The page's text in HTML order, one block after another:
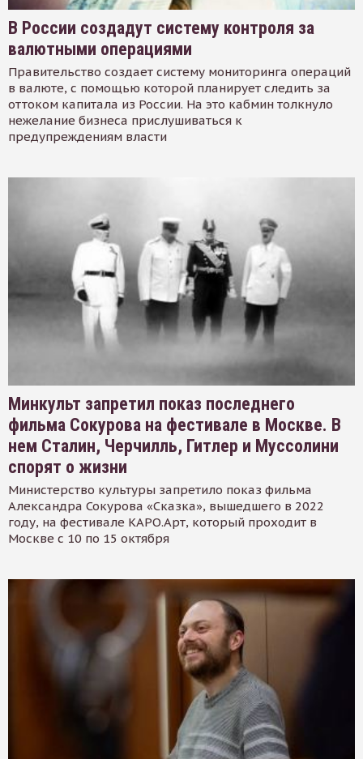
В России создадут систему контроля за
валютными операциями
Правительство создает систему мониторинга операций
в валюте, с помощью которой планирует следить за
оттоком капитала из России. На это кабмин толкнуло
нежелание бизнеса прислушиваться к
предупреждениям власти
Минкульт запретил показ последнего
фильма Сокурова на фестивале в Москве. В
нем Сталин, Черчилль, Гитлер и Муссолини
спорят о жизни
Министерство культуры запретило показ фильма
Александра Сокурова «Сказка», вышедшего в 2022
году, на фестивале КАРО.Арт, который проходит в
Москве с 10 по 15 октября